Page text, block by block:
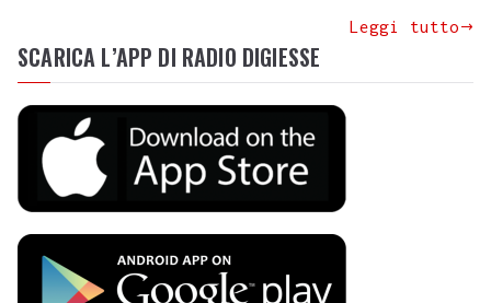
Leggi tutto
SCARICA L’APP DI RADIO DIGIESSE